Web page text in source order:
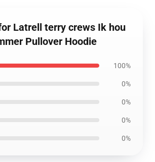
Latrell terry crews Ik hou
Pullover Hoodie
100%
0%
0%
0%
0%